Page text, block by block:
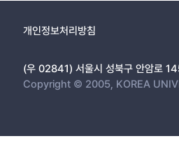
개인정보처리방침
(우 02841) 서울시 성북구 안암로
Copyright © 2005, KOREA